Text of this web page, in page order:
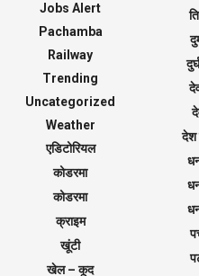
Jobs Alert
Pachamba
Railway
Trending
Uncategorized
Weather
एडिटोरियल
कोडरमा
कोडरमा
क्राइम
खूंटी
खेल – कूद
देश